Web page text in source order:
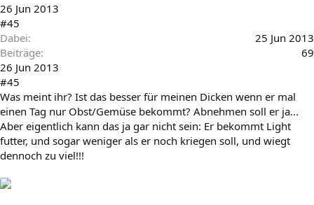
26 Jun 2013
#45
Dabei
25 Jun 2013
Beiträge
69
26 Jun 2013
#45
Was meint ihr? Ist das besser für meinen Dicken wenn er mal
einen Tag nur Obst/Gemüse bekommt? Abnehmen soll er ja...
Aber eigentlich kann das ja gar nicht sein: Er bekommt Light
futter, und sogar weniger als er noch kriegen soll, und wiegt
dennoch zu viel!!!